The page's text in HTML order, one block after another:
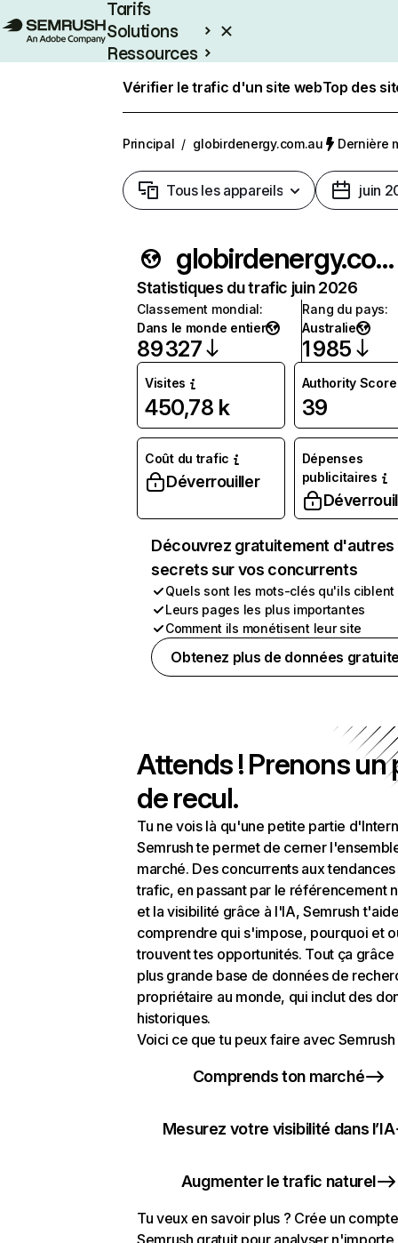
Tarifs
Solutions
Ressources
Vérifier le trafic d'un site webTop des
Principal / globirdenergy.com.au Dernière
Tous les appareils juin
globirdenergy.com.au
Statistiques du trafic juin 2026
Classement mondial:
Dans le monde entier
89 327
Rang du pays:
Australie
1 985
Visites
450,78 k
Authority Score
39
Coût du trafic
Déverrouiller
Dépenses
publicitaires
Découvrez gratuitement d'autres
secrets sur vos concurrents
Quels sont les mots-clés qu'ils ciblent
Leurs pages les plus importantes
Comment ils monétisent leur site
Obtenez plus de données
Attends ! Prenons un
de recul.
Tu ne vois là qu'une petite partie
Semrush te permet de cerner
marché. Des concurrents aux
trafic, en passant par le référencement
et la visibilité grâce à l'IA, Semrush
comprendre qui s'impose, pourquoi et
trouvent tes opportunités. Tout ça grâce
plus grande base de données de
propriétaire au monde, qui inclut des
historiques.
Voici ce que tu peux faire avec Semrush
Comprends ton marché
Mesurez votre visibilité dans l’IA
Augmenter le trafic naturel
Tu veux en savoir plus ? Crée un compte
Semrush gratuit pour analyser n'importe